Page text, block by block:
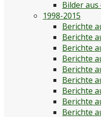
Bilder aus
1998-2015
Berichte
Berichte
Berichte
Berichte
Berichte
Berichte
Berichte
Berichte
Berichte